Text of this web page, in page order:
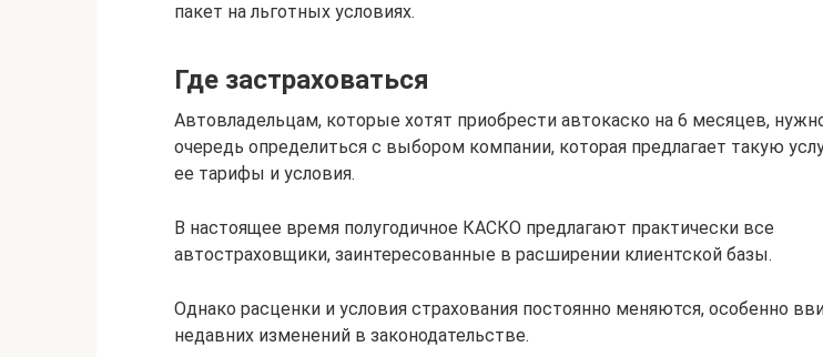
пакет на льготных условиях.
Где застраховаться
Автовладельцам, которые хотят приобрести автокаско на 6 месяцев,
очередь определиться с выбором компании, которая предлагает такую
ее тарифы и условия.
В настоящее время полугодичное КАСКО предлагают практически все
автостраховщики, заинтересованные в расширении клиентской базы.
Однако расценки и условия страхования постоянно меняются, особенно
недавних изменений в законодательстве.